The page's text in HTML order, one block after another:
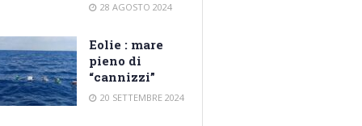
28 AGOSTO 2024
Eolie : mare
pieno di
“cannizzi”
20 SETTEMBRE 2024